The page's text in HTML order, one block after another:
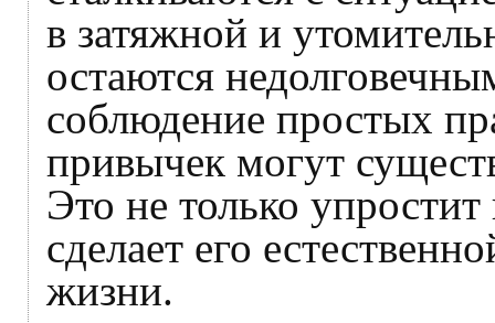
в затяжной и
остаются
соблюдение простых
привычек могут
Это не только
сделает его
жизни.